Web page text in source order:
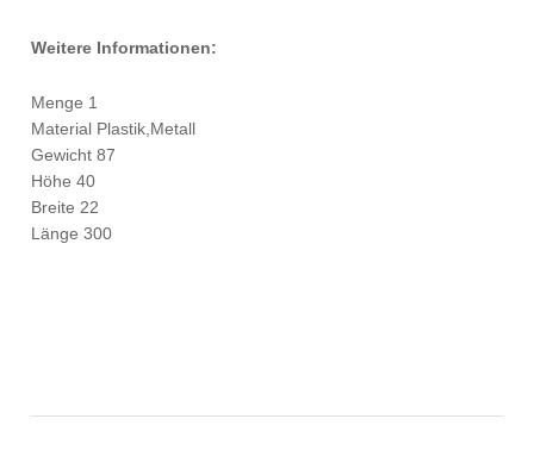
Weitere Informationen:
Menge 1
Material Plastik,Metall
Gewicht 87
Höhe 40
Breite 22
Länge 300